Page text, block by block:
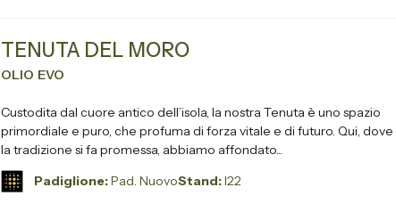
TENUTA DEL MORO
OLIO EVO
Custodita dal cuore antico dell’isola, la nostra Tenuta è uno spazio
primordiale e puro, che profuma di forza vitale e di futuro. Qui, dove
la tradizione si fa promessa, abbiamo affondato...
Padiglione:Pad. NuovoStand:I22